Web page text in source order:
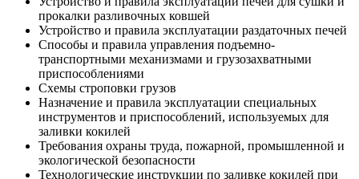
прокалки разливочных ковшей
Устройство и правила эксплуатации раздаточных печей
Способы и правила управления подъемно-
транспортными механизмами и грузозахватными
приспособлениями
Схемы строповки грузов
Назначение и правила эксплуатации специальных
инструментов и приспособлений, используемых для
заливки кокилей
Требования охраны труда, пожарной, промышленной и
экологической безопасности
Технологические инструкции по заливке кокилей при